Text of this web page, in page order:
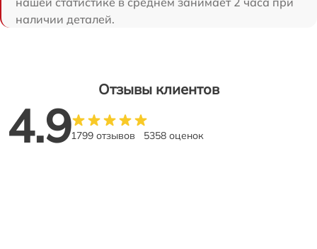
наличии деталей.
Отзывы клиентов
4.91799 отзывов 5358 оценок